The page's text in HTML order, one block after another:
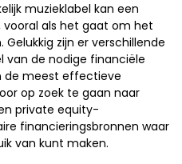
muzieklabel kan een
als het gaat om het
zijn er verschillende
van de nodige financiële
de meest effectieve
op zoek te gaan naar
private equity-
financieringsbronnen waar
van kunt maken.